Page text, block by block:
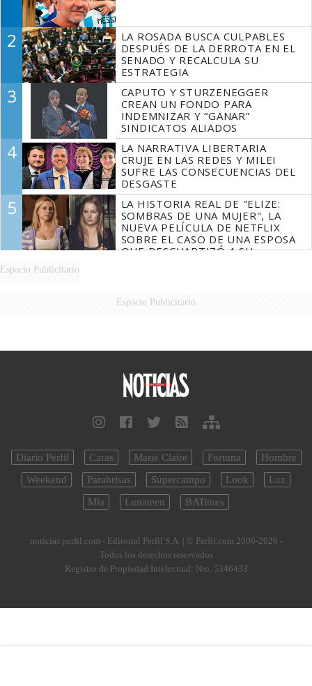
2
LA ROSADA BUSCA CULPABLES
DESPUÉS DE LA DERROTA EN EL
SENADO Y RECALCULA SU
ESTRATEGIA
3
CAPUTO Y STURZENEGGER
CREAN UN FONDO PARA
INDEMNIZAR Y “GANAR”
SINDICATOS ALIADOS
4
LA NARRATIVA LIBERTARIA
CRUJE EN LAS REDES Y MILEI
SUFRE LAS CONSECUENCIAS DEL
DESGASTE
5
LA HISTORIA REAL DE "ELIZE:
SOMBRAS DE UNA MUJER", LA
NUEVA PELÍCULA DE NETFLIX
SOBRE EL CASO DE UNA ESPOSA
QUE DESCUARTIZÓ A SU
Espacio Publicitario
Espacio Publicitario
Diario Perfil Caras Marie Claire Fortuna
Hombre
Weekend
Parabrisas Supercampo Look
Luz
Mía
Lunateen BATimes
noticias.perfil.com - Editorial Perfil S.A. | © Perfil.com 2006-2026 -
Todos los derechos reservados
Registro de Propiedad Intelectual: Nro. 5346433